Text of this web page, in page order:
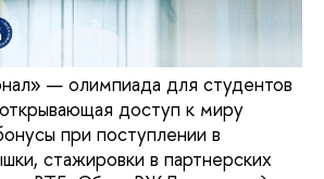
— олимпиада для студентов
доступ к миру
при поступлении в
стажировки в партнерских